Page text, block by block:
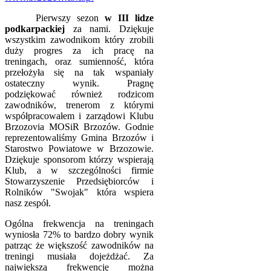
Pierwszy sezon w III lidze
podkarpackiej za nami. Dziękuje
wszystkim zawodnikom który zrobili
duży progres za ich pracę na
treningach, oraz sumienność, która
przełożyła się na tak wspaniały
ostateczny wynik. Pragnę
podziękować również rodzicom
zawodników, trenerom z którymi
współpracowałem i zarządowi Klubu
Brzozovia MOSiR Brzozów. Godnie
reprezentowaliśmy Gmina Brzozów i
Starostwo Powiatowe w Brzozowie.
Dziękuje sponsorom którzy wspierają
Klub, a w szczególności firmie
Stowarzyszenie Przedsiębiorców i
Rolników "Swojak" która wspiera
nasz zespół.
Ogólna frekwencja na treningach
wyniosła 72% to bardzo dobry wynik
patrząc że większość zawodników na
treningi musiała dojeżdżać. Za
największą frekwencję można